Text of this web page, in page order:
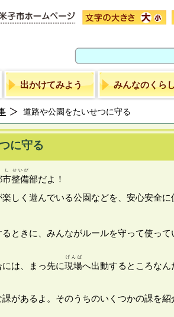
出かけてみよう みんなのくら
道路や公園をたいせつに守る
に守る
市
し
整備
せいび
部だよ！
しく遊んでいる公園などを、安心安全に
ときに、みんながルールを守って使って
は、まっ先に現場
げんば
へ出動するところなん
があるよ。そのうちのいくつかの課を紹